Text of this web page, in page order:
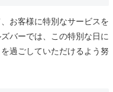
お客様に特別なサービスを
バーでは、この特別な日に
過ごしていただけるよう努